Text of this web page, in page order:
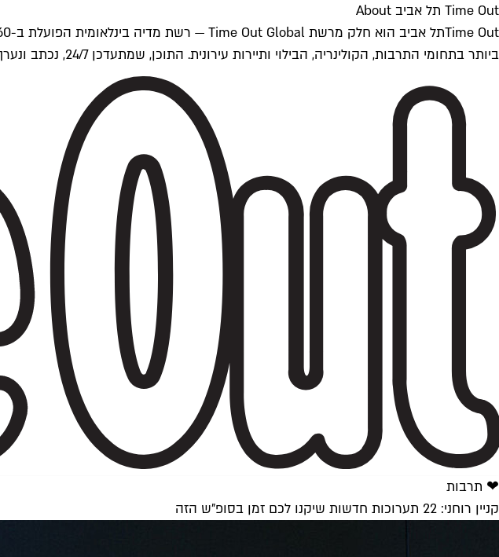
Time Out תל אביב About
ביותר בתחומי התרבות, הקולינריה, הבילוי ותיירות עירונית. התוכן, שמתעדכן 24/7, נכתב ונערך על ידי צוות עיתונאים מקצועי מקומי בישראל, בהתאם לסטנדרטים של Time Out העולמית.
❤ תרבות
קניין רוחני: 22 תערוכות חדשות שיקנו לכם זמן בסופ"ש הזה